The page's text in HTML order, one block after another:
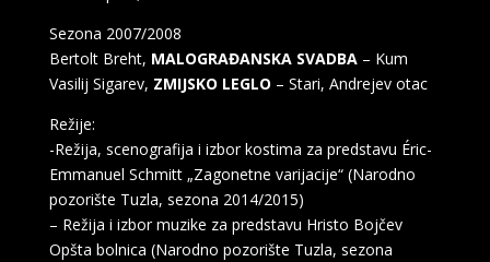
Sezona 2007/2008
Bertolt Breht, MALOGRAĐANSKA SVADBA– Kum
Vasilij Sigarev, ZMIJSKO LEGLO – Stari, Andrejev otac
Režije:
-Režija, scenografija i izbor kostima za predstavu Éric-
Emmanuel Schmitt „Zagonetne varijacije“ (Narodno
pozorište Tuzla, sezona 2014/2015)
– Režija i izbor muzike za predstavu Hristo Bojčev
Opšta bolnica (Narodno pozorište Tuzla, sezona